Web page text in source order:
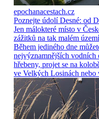
epochanacestach.cz
Poznejte údolí Desné: od
Jen málokteré místo v
zážitků na tak malém
Během jediného dne
nejvýznamnějších vodních
hřebeny, projet se na
ve Velkých Losinách nebo